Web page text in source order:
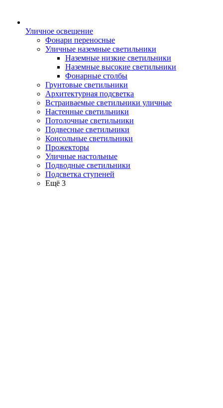
Уличное освещение
Фонари переносные
Уличные наземные светильники
Наземные низкие светильники
Наземные высокие светильники
Фонарные столбы
Грунтовые светильники
Архитектурная подсветка
Встраиваемые светильники уличные
Настенные светильники
Потолочные светильники
Подвесные светильники
Консольные светильники
Прожекторы
Уличные настольные
Подводные светильники
Подсветка ступеней
Ещё 3